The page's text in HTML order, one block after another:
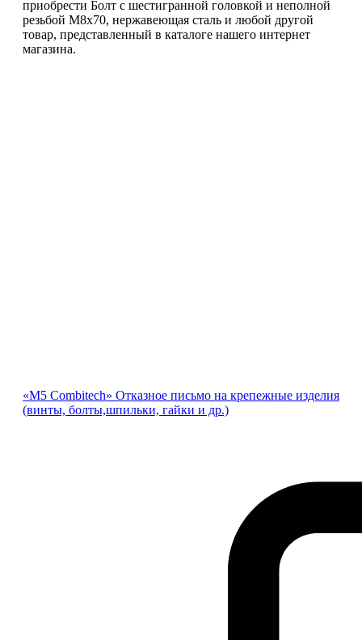
приобрести Болт с шестигранной головкой и неполной
резьбой М8х70, нержавеющая сталь и любой другой
товар, представленный в каталоге нашего интернет
магазина.
«М5 Combitech» Отказное письмо на крепежные изделия
(винты, болты,шпильки, гайки и др.)